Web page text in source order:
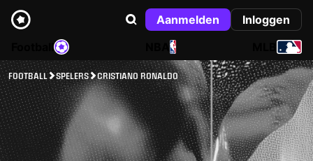
Aanmelden
Inloggen
NBA
FOOTBALL SPELERS CRISTIANO RONALDO